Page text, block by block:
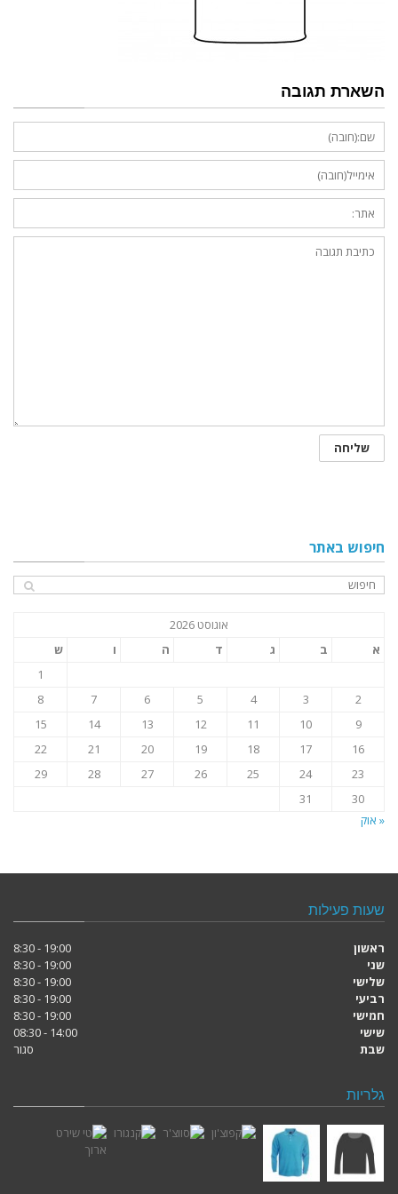
השארת תגובה
חיפוש באתר
אוגוסט 2026
א
ב ג ד ה ו
ש
1
2
3
4
5
6
7
8
9
10
11
12
13
14
15
16
17
18
19
20
21
22
23
24
25
26
27
28
29
30
31
« אוק
שעות פעילות
ראשון
19:00 - 8:30
שני
19:00 - 8:30
שלישי
19:00 - 8:30
רביעי
19:00 - 8:30
חמישי
19:00 - 8:30
שישי
14:00 - 08:30
שבת
סגור
גלריות